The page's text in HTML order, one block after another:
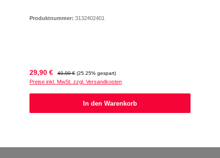
Produktnummer: 3132402401
Verkaufspreis:
29,90 € Regulärer Preis:
40,00 € (25.25% gespart)
Preise inkl. MwSt. zzgl. Versandkosten
In den Warenkorb